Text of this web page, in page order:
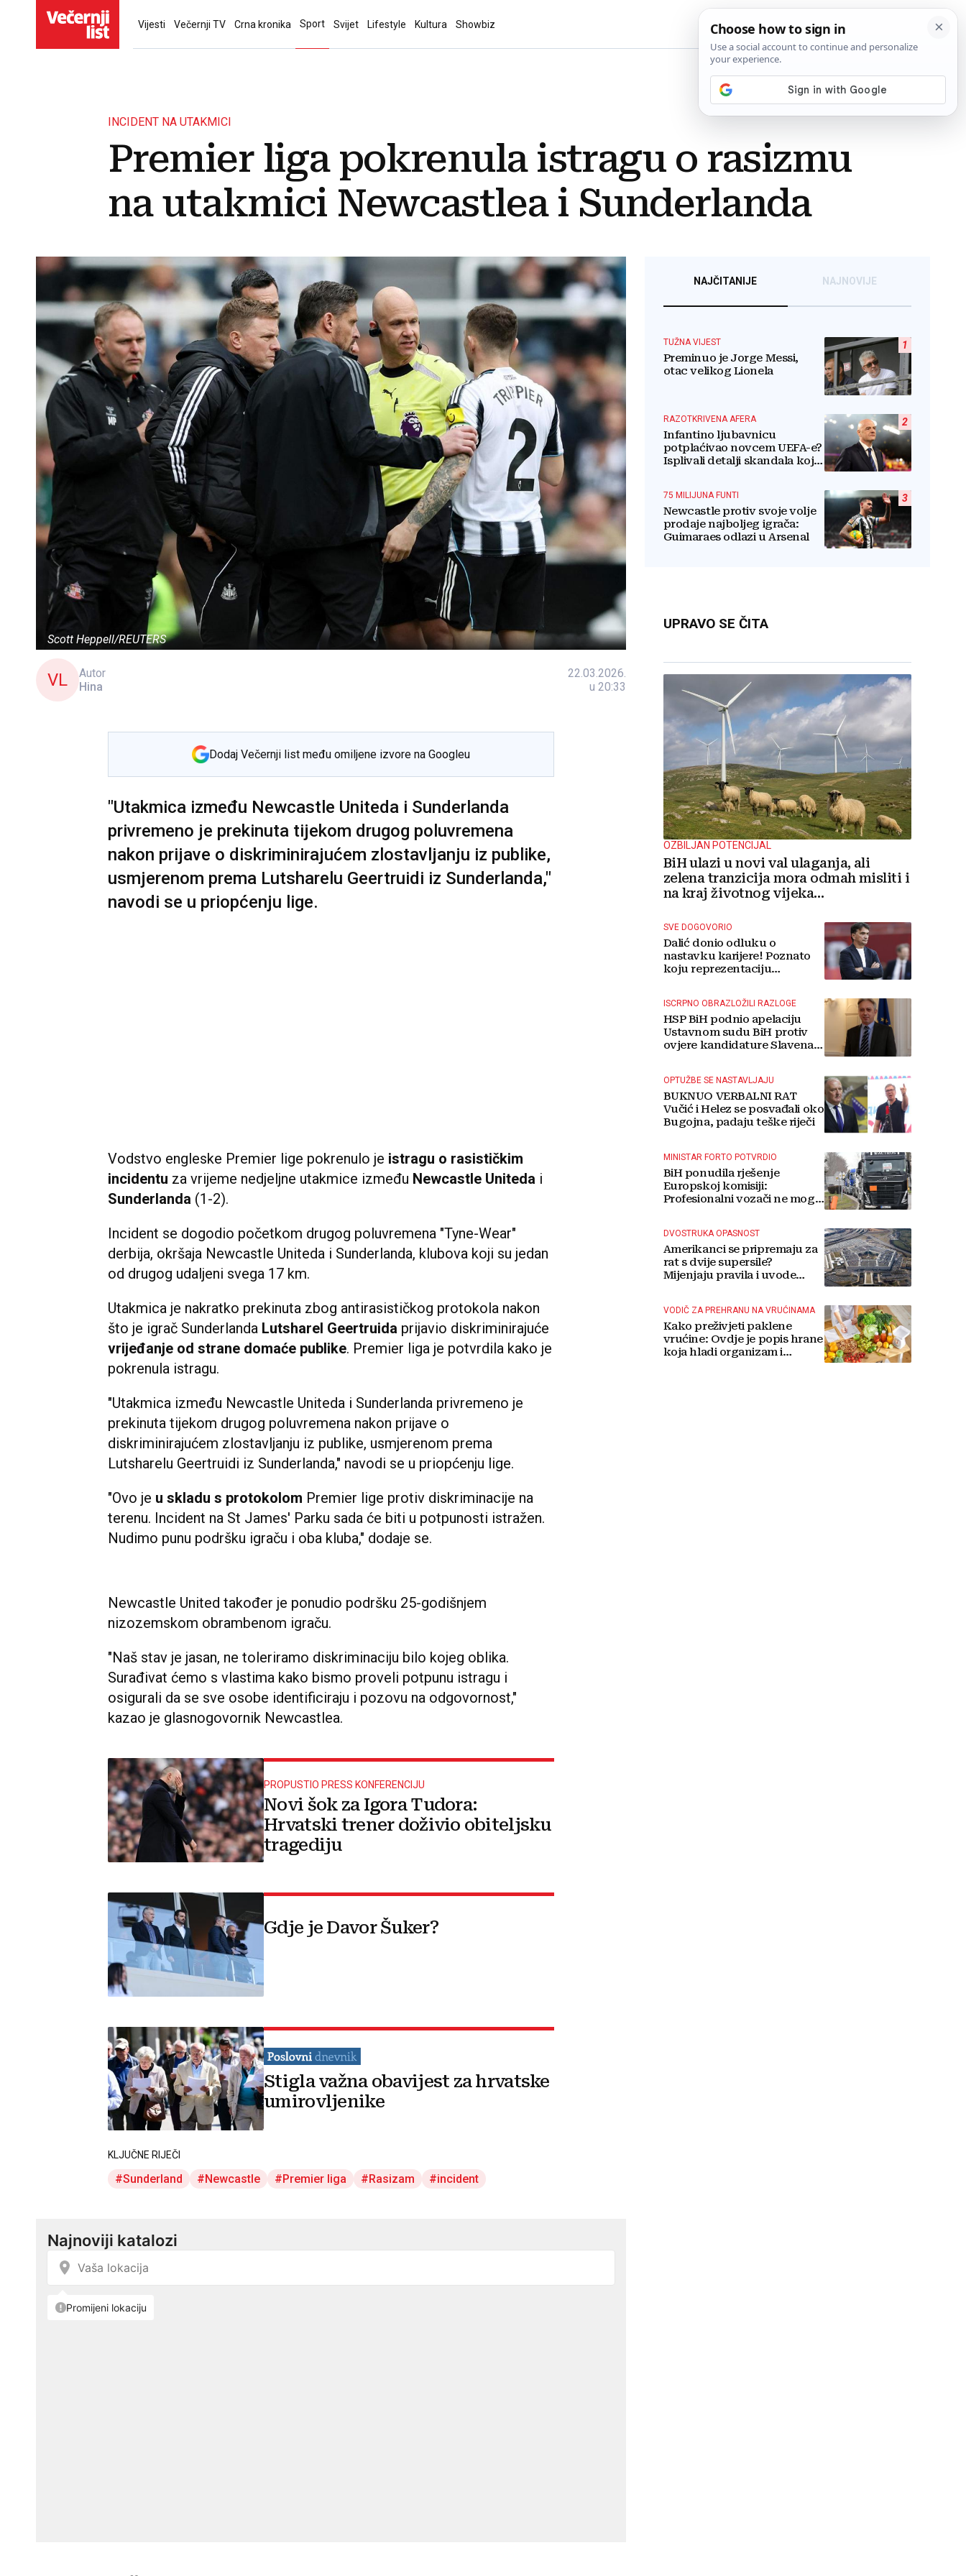
Vijesti Večernji TV Crna kronika Sport Svijet Lifestyle Kultura Showbiz
INCIDENT NA UTAKMICI
Premier liga pokrenula istragu o rasizmu
na utakmici Newcastlea i Sunderlanda
Scott Heppell/REUTERS
VL
Autor
Hina
22.03.2026.
u 20:33
Dodaj Večernji list među omiljene izvore na Googleu
"Utakmica između Newcastle Uniteda i Sunderlanda
privremeno je prekinuta tijekom drugog poluvremena
nakon prijave o diskriminirajućem zlostavljanju iz publike,
usmjerenom prema Lutsharelu Geertruidi iz Sunderlanda,"
navodi se u priopćenju lige.
Vodstvo engleske Premier lige pokrenulo je istragu o rasističkim
incidentu za vrijeme nedjeljne utakmice između Newcastle Uniteda i
Sunderlanda (1-2).
Incident se dogodio početkom drugog poluvremena "Tyne-Wear"
derbija, okršaja Newcastle Uniteda i Sunderlanda, klubova koji su jedan
od drugog udaljeni svega 17 km.
Utakmica je nakratko prekinuta zbog antirasističkog protokola nakon
što je igrač Sunderlanda Lutsharel Geertruida prijavio diskriminirajuće
vrijeđanje od strane domaće publike. Premier liga je potvrdila kako je
pokrenula istragu.
"Utakmica između Newcastle Uniteda i Sunderlanda privremeno je
prekinuta tijekom drugog poluvremena nakon prijave o
diskriminirajućem zlostavljanju iz publike, usmjerenom prema
Lutsharelu Geertruidi iz Sunderlanda," navodi se u priopćenju lige.
"Ovo je u skladu s protokolom Premier lige protiv diskriminacije na
terenu. Incident na St James' Parku sada će biti u potpunosti istražen.
Nudimo punu podršku igraču i oba kluba," dodaje se.
Newcastle United također je ponudio podršku 25-godišnjem
nizozemskom obrambenom igraču.
"Naš stav je jasan, ne toleriramo diskriminaciju bilo kojeg oblika.
Surađivat ćemo s vlastima kako bismo proveli potpunu istragu i
osigurali da se sve osobe identificiraju i pozovu na odgovornost,"
kazao je glasnogovornik Newcastlea.
PROPUSTIO PRESS KONFERENCIJU
Novi šok za Igora Tudora:
Hrvatski trener doživio obiteljsku
tragediju
Gdje je Davor Šuker?
Stigla važna obavijest za hrvatske
umirovljenike
KLJUČNE RIJEČI
Sunderland Newcastle Premier liga Rasizam incident
NAJČITANIJE NAJNOVIJE
1
TUŽNA VIJEST
Preminuo je Jorge Messi,
otac velikog Lionela
2
RAZOTKRIVENA AFERA
Infantino ljubavnicu
potplaćivao novcem UEFA-e?
Isplivali detalji skandala koji
3
75 MILIJUNA FUNTI
Newcastle protiv svoje volje
prodaje najboljeg igrača:
Guimaraes odlazi u Arsenal
UPRAVO SE ČITA
OZBILJAN POTENCIJAL
BiH ulazi u novi val ulaganja, ali
zelena tranzicija mora odmah misliti i
na kraj životnog vijeka
SVE DOGOVORIO
Dalić donio odluku o
nastavku karijere! Poznato
koju reprezentaciju
ISCRPNO OBRAZLOŽILI RAZLOGE
HSP BiH podnio apelaciju
Ustavnom sudu BiH protiv
ovjere kandidature Slavena
OPTUŽBE SE NASTAVLJAJU
BUKNUO VERBALNI RAT
Vučić i Helez se posvađali oko
Bugojna, padaju teške riječi
MINISTAR FORTO POTVRDIO
BiH ponudila rješenje
Europskoj komisiji:
Profesionalni vozači ne mogu
DVOSTRUKA OPASNOST
Amerikanci se pripremaju za
rat s dvije supersile?
Mijenjaju pravila i uvode
VODIČ ZA PREHRANU NA VRUĆINAMA
Kako preživjeti paklene
vrućine: Ovdje je popis hrane
koja hladi organizam i